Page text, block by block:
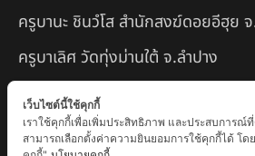
ครูบานะ ชินวํโส สำนักสงฆ์ดอยอีฮุย
ครูบาเลิศ วัดทุ่งม่านใต้ จ.ลำปาง
หลวงปู่หนู นรินโท วัดวังท่าดี จ.เพชร
ครูบาทอง วัดก้อท่า จ.ลำพูน
เว็บไซต์นี้ใช้คุกกี้
เราใช้คุกกี้เพื่อเพิ่มประสิทธิภาพ และประสบการ
สามารถเลือกตั้งค่าความยินยอมการใช้คุกกี้ได้ โด